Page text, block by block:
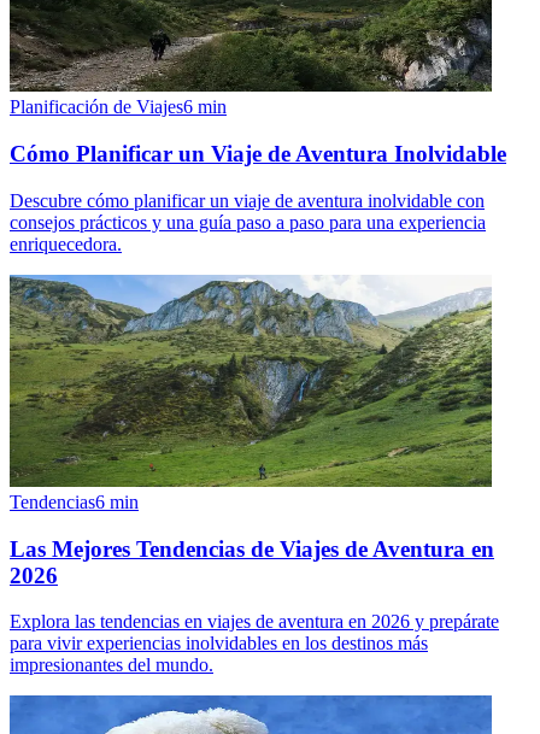
Planificación de Viajes6 min
Cómo Planificar un Viaje de Aventura Inolvidable
Descubre cómo planificar un viaje de aventura inolvidable con
consejos prácticos y una guía paso a paso para una experiencia
enriquecedora.
Tendencias6 min
Las Mejores Tendencias de Viajes de Aventura en
2026
Explora las tendencias en viajes de aventura en 2026 y prepárate
para vivir experiencias inolvidables en los destinos más
impresionantes del mundo.